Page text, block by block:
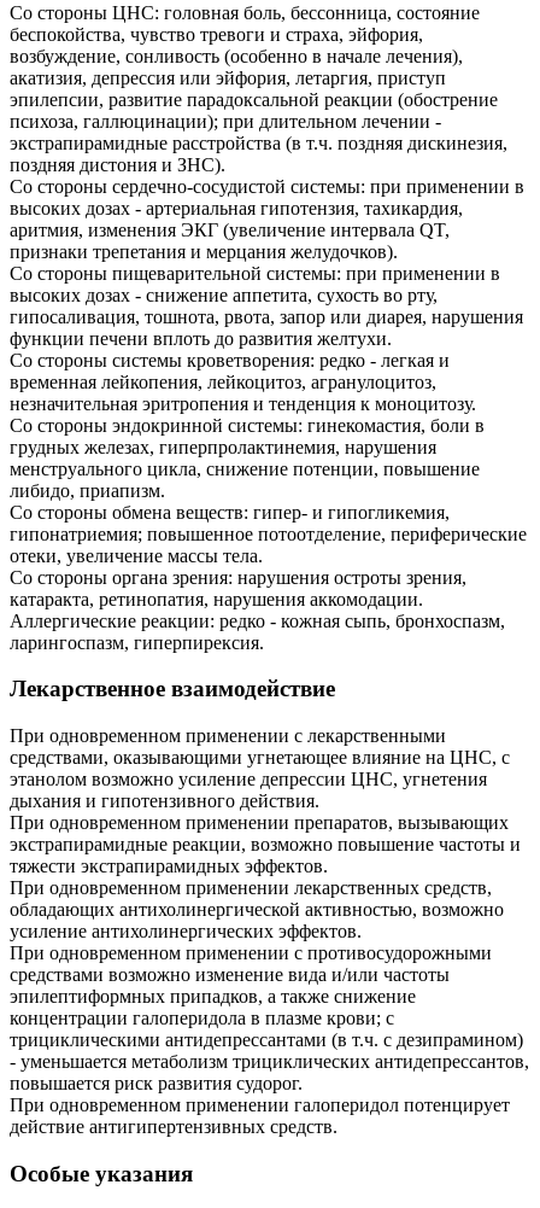
Со стороны ЦНС: головная боль, бессонница, состояние
беспокойства, чувство тревоги и страха, эйфория,
возбуждение, сонливость (особенно в начале лечения),
акатизия, депрессия или эйфория, летаргия, приступ
эпилепсии, развитие парадоксальной реакции (обострение
психоза, галлюцинации); при длительном лечении -
экстрапирамидные расстройства (в т.ч. поздняя дискинезия,
поздняя дистония и ЗНС).
Со стороны сердечно-сосудистой системы: при применении в
высоких дозах - артериальная гипотензия, тахикардия,
аритмия, изменения ЭКГ (увеличение интервала QT,
признаки трепетания и мерцания желудочков).
Со стороны пищеварительной системы: при применении в
высоких дозах - снижение аппетита, сухость во рту,
гипосаливация, тошнота, рвота, запор или диарея, нарушения
функции печени вплоть до развития желтухи.
Со стороны системы кроветворения: редко - легкая и
временная лейкопения, лейкоцитоз, агранулоцитоз,
незначительная эритропения и тенденция к моноцитозу.
Со стороны эндокринной системы: гинекомастия, боли в
грудных железах, гиперпролактинемия, нарушения
менструального цикла, снижение потенции, повышение
либидо, приапизм.
Со стороны обмена веществ: гипер- и гипогликемия,
гипонатриемия; повышенное потоотделение, периферические
отеки, увеличение массы тела.
Со стороны органа зрения: нарушения остроты зрения,
катаракта, ретинопатия, нарушения аккомодации.
Аллергические реакции: редко - кожная сыпь, бронхоспазм,
ларингоспазм, гиперпирексия.
Лекарственное взаимодействие
При одновременном применении с лекарственными
средствами, оказывающими угнетающее влияние на ЦНС, с
этанолом возможно усиление депрессии ЦНС, угнетения
дыхания и гипотензивного действия.
При одновременном применении препаратов, вызывающих
экстрапирамидные реакции, возможно повышение частоты и
тяжести экстрапирамидных эффектов.
При одновременном применении лекарственных средств,
обладающих антихолинергической активностью, возможно
усиление антихолинергических эффектов.
При одновременном применении с противосудорожными
средствами возможно изменение вида и/или частоты
эпилептиформных припадков, а также снижение
концентрации галоперидола в плазме крови; с
трициклическими антидепрессантами (в т.ч. с дезипрамином)
- уменьшается метаболизм трициклических антидепрессантов,
повышается риск развития судорог.
При одновременном применении галоперидол потенцирует
действие антигипертензивных средств.
Особые указания